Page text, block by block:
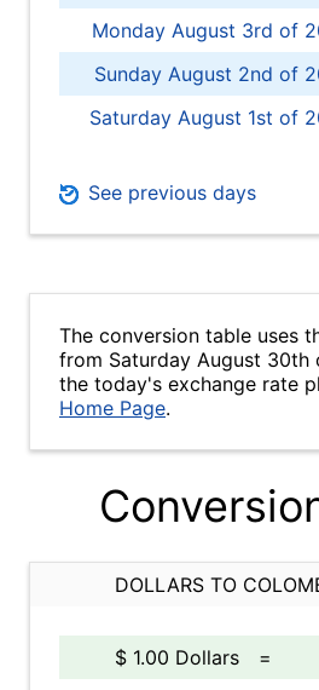
Monday August 3rd of
Sunday August 2nd of
Saturday August 1st of
See previous days
The conversion table uses
from Saturday August 30th
the today's exchange rate
Home Page.
DOLLARS TO
$ 1.00 Dollars =